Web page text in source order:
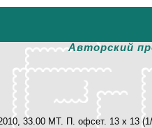
Авторский
33.00 MT. П. офсет. 13 х 13